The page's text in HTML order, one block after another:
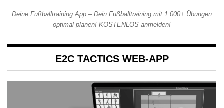
Deine Fußballtraining App – Dein Fußballtraining mit 1.000+ Übungen
optimal planen! KOSTENLOS anmelden!
E2C TACTICS WEB-APP